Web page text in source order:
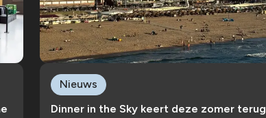
Dinner in the Sky keert deze zomer terug
Nieuws